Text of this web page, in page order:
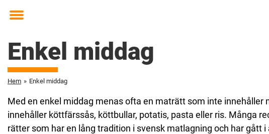
Toggle
Enkel middag
Hem » Enkel middag
Med en enkel middag menas ofta en maträtt som inte
innehåller köttfärssås, köttbullar, potatis, pasta eller ris. Många
rätter som har en lång tradition i svensk matlagning och har